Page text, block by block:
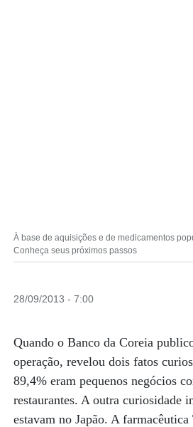
À base de aquisições e de medicamentos
Conheça seus próximos passos
28/09/2013 - 7:00
Quando o Banco da Coreia
operação, revelou dois fatos
89,4% eram pequenos negócios
restaurantes. A outra curiosidade
estavam no Japão. A